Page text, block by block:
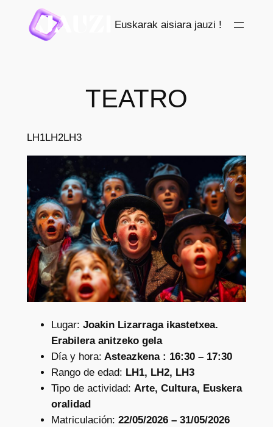
contenido
Euskarak aisiara jauzi !
TEATRO
LH1LH2LH3
Lugar: Joakin Lizarraga ikastetxea.
Erabilera anitzeko gela
Día y hora: Asteazkena : 16:30 – 17:30
Rango de edad: LH1, LH2, LH3
Tipo de actividad: Arte, Cultura, Euskera
oralidad
Matriculación: 22/05/2026 – 31/05/2026